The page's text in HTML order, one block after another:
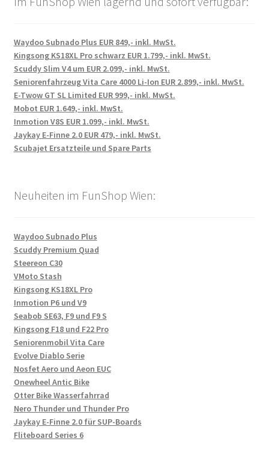
Waydoo Subnado Plus EUR 849,- inkl. MwSt.
Kingsong KS18XL Pro schwarz EUR 1.799,- inkl. MwSt.
Scuddy Slim V4 um EUR 2.099,- inkl. MwSt.
Seniorenfahrzeug Vita Care 4000 Li-Ion EUR 2.899,- inkl. MwSt.
E-Twow GT SL Limited EUR 999,- inkl. MwSt.
Mobot EUR 1.649,- inkl. MwSt.
Inmotion V8S EUR 1.099,- inkl. MwSt.
Jaykay E-Finne 2.0 EUR 479,- inkl. MwSt.
Scubajet Ersatzteile und Spare Parts
Neuheiten im FunShop Wien:
Waydoo Subnado Plus
Scuddy Premium Quad
Steereon C30
VMoto Stash
Kingsong KS18XL Pro
Inmotion P6 und V9
Seabob SE63, F9 und F9 S
Kingsong F18 und F22 Pro
Seniorenmobil Vita Care
Evolve Diablo Serie
Nosfet Aero und Aeon EUC
Onewheel Antic Bike
Otter Bike Wasserfahrrad
Nero Thunder und Thunder Pro
Jaykay E-Finne 2.0 für SUP-Boards
Fliteboard Series 6